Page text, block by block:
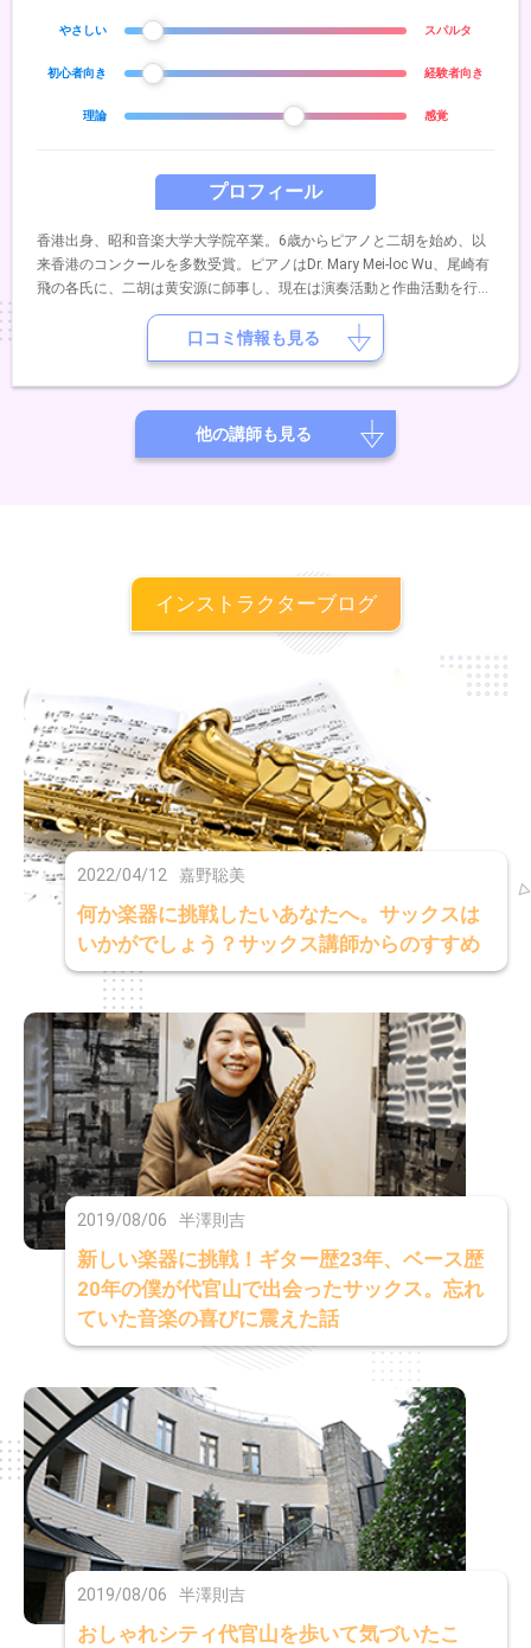
プロフィール
香港出身、昭和音楽大学大学院卒業。6歳からピアノと二胡を始め、以
来香港のコンクールを多数受賞。ピアノはDr. Mary Mei-loc Wu、尾崎有
飛の各氏に、二胡は黄安源に師事し、現在は演奏活動と作曲活動を行な
っている。英国王立音楽検定DipABRSM取得。中央音楽学院二胡検定9
やさしい スパルタ
初心者向き 経験者向き
理論 感覚
口コミ情報も見る
他の講師も見る
インストラクターブログ
2022/04/12 嘉野聡美
何か楽器に挑戦したいあなたへ。サックスは
いかがでしょう？サックス講師からのすすめ
2019/08/06 半澤則吉
新しい楽器に挑戦！ギター歴23年、ベース歴
20年の僕が代官山で出会ったサックス。忘れ
ていた音楽の喜びに震えた話
2019/08/06 半澤則吉
おしゃれシティ代官山を歩いて気づいたこ